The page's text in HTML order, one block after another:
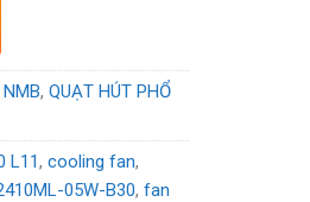
Quốc
NMB,QUẠT HÚT PHỔ
L11,cooling fan,
05W-B30,fan